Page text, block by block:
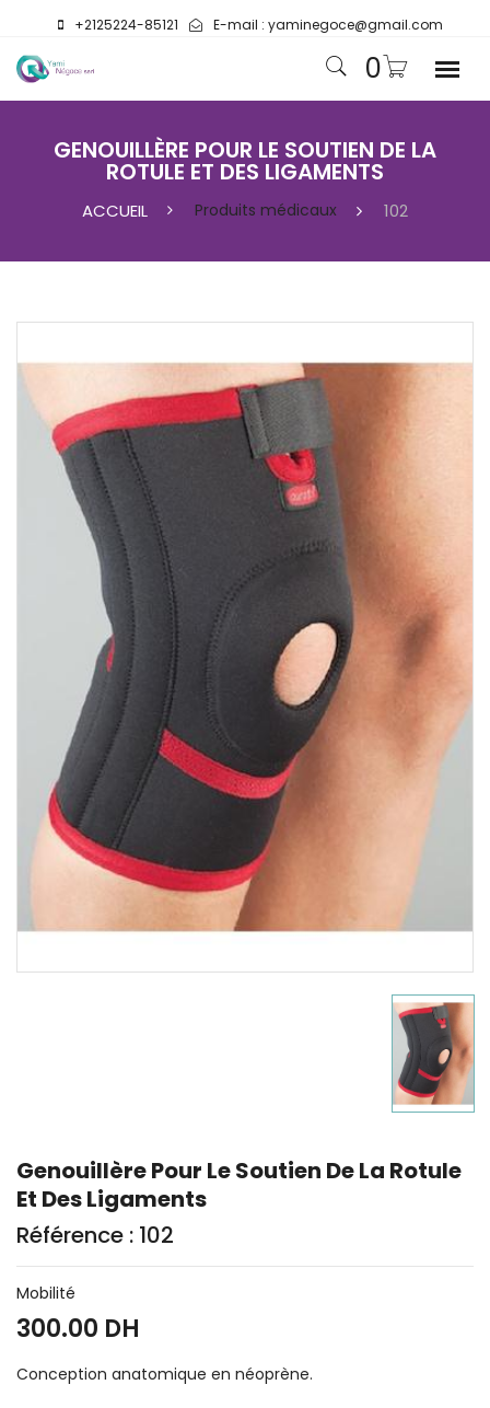
+2125224-85121 E-mail : yaminegoce@gmail.com
0
GENOUILLÈRE POUR LE SOUTIEN DE LA
ROTULE ET DES LIGAMENTS
ACCUEIL Produits médicaux 102
Genouillère Pour Le Soutien De La Rotule
Et Des Ligaments
Référence : 102
Mobilité
300.00 DH
Conception anatomique en néoprène.